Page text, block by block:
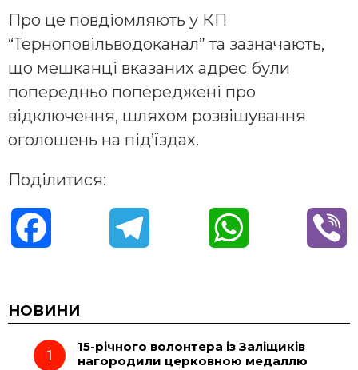
Про це повдіомляють у КП
“Терноповільводоканал” та зазначають,
що мешканці вказаних адрес були
попередньо попереджені про
відключення, шляхом розвішування
оголошень на під’їздах.
Поділитися:
c
e e t
НОВИНИ
15-річного волонтера із Заліщиків
нагородили церковною медаллю